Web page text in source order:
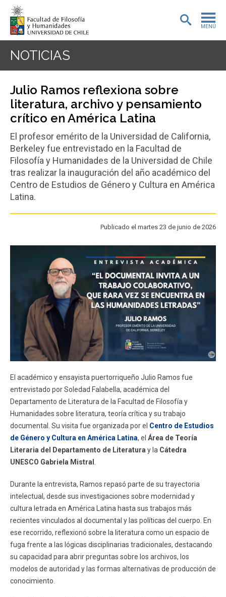
MENÚ
PREGRADO
POSTGRADO
INVESTIGACIÓN
EXTENSIÓN
BIBLIOTECA
Estudiantes
Académicos
Funcionarios
Egresados
NOTICIAS
Julio Ramos reflexiona sobre
literatura, archivo y pensamiento
crítico en América Latina
El profesor emérito de la Universidad de California,
Berkeley fue entrevistado en la Facultad de
Filosofía y Humanidades de la Universidad de Chile
tras realizar la inauguración del año académico del
Centro de Estudios de Género y Cultura en América
Latina.
Publicado el martes 23 de junio de 2026
El académico y ensayista puertorriqueño Julio Ramos fue
entrevistado por Soledad Falabella, académica del
Departamento de Literatura de la Facultad de Filosofía y
Humanidades sobre literatura, teoría crítica y su trabajo
documental. Su visita fue organizada por el Centro de Estudios
de Género y Cultura en América Latina, el Área de Teoría
Literaria del Departamento de Literatura y la Cátedra
UNESCO Gabriela Mistral
Durante la entrevista, Ramos repasó parte de su trayectoria
intelectual, desde sus investigaciones sobre modernidad y
cultura letrada en América Latina hasta sus trabajos más
recientes vinculados al documental y las políticas del cuerpo. En
ese recorrido, reflexionó sobre la literatura como un espacio de
fuga frente a las lógicas disciplinarias tradicionales, destacando
su capacidad para abrir preguntas sobre los archivos, los
modelos de autoridad y las formas alternativas de producción de
conocimiento.